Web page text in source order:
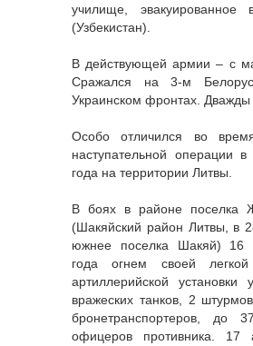
училище, эвакуированное
(Узбекистан).
В действующей армии – с
Сражался на 3-м
Украинском фронтах. Дважды
Особо отличился во
наступательной операции в
года на территории Литвы.
В боях в районе поселка
(Шакяйский район Литвы, в
южнее поселка Шакяй) 16
года огнем своей легкой
артиллерийской установки
вражеских танков, 2
бронетранспортеров, до
офицеров противника. 17